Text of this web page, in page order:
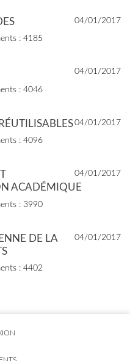
04/01/2017
: 4185
04/01/2017
: 4046
04/01/2017
: 4096
04/01/2017
ACADÉMIQUE
: 3990
04/01/2017
DE LA
: 4402